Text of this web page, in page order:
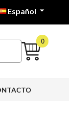
Español 
0